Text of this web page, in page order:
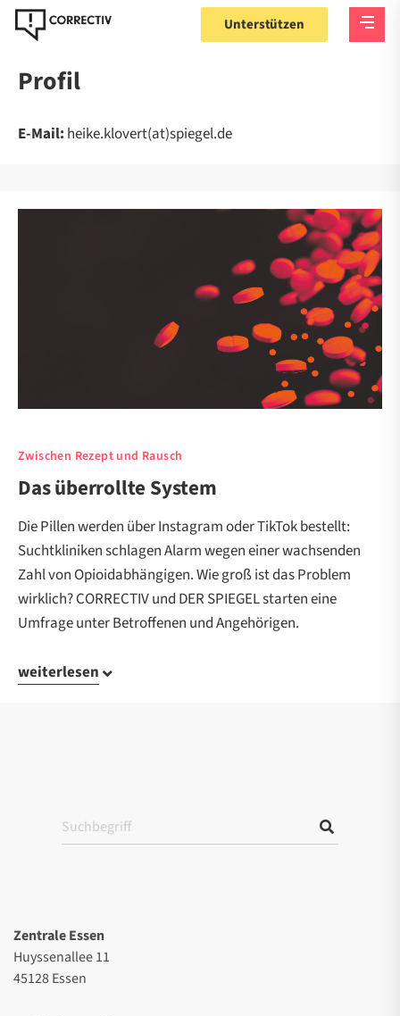
Unterstützen
Profil
E-Mail: heike.klovert(at)spiegel.de
Zwischen Rezept und Rausch
Das überrollte System
Die Pillen werden über Instagram oder TikTok bestellt:
Suchtkliniken schlagen Alarm wegen einer wachsenden
Zahl von Opioidabhängigen. Wie groß ist das Problem
wirklich? CORRECTIV und DER SPIEGEL starten eine
Umfrage unter Betroffenen und Angehörigen.
weiterlesen
Zentrale Essen
Huyssenallee 11
45128 Essen